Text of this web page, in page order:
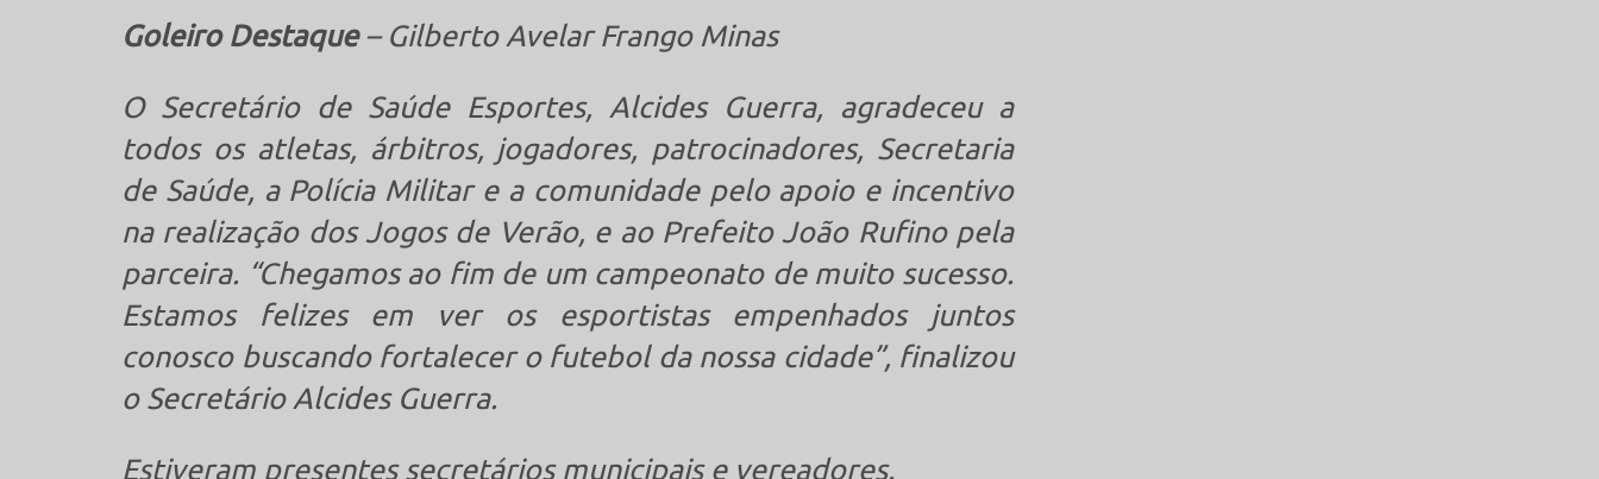
Goleiro Destaque– Gilberto Avelar Frango Minas
O Secretário de Saúde Esportes, Alcides Guerra, agradeceu a
todos os atletas, árbitros, jogadores, patrocinadores, Secretaria
de Saúde, a Polícia Militar e a comunidade pelo apoio e incentivo
na realização dos Jogos de Verão, e ao Prefeito João Rufino pela
parceira. “Chegamos ao fim de um campeonato de muito sucesso.
Estamos felizes em ver os esportistas empenhados juntos
conosco buscando fortalecer o futebol da nossa cidade”, finalizou
o Secretário Alcides Guerra.
Estiveram presentes secretários municipais e vereadores.